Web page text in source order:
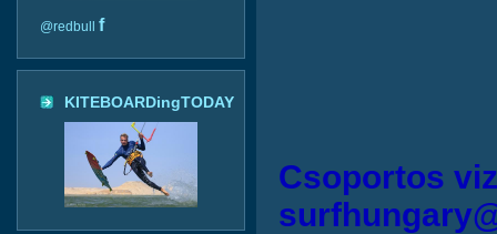
@redbull f
KITEBOARDingTODAY
Csoportos